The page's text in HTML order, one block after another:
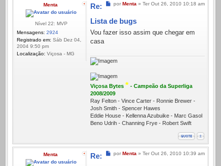
Menta
Nível 22: MVP
Mensagens: 2924
Registrado em: Sáb Dez 04,
2004 9:50 pm
Localização: Viçosa - MG
Mensagem
por Menta » Ter Out 26, 2010 10:18 am
Re:
Lista de bugs
Vou fazer isso assim que chegar em
casa
Viçosa Bytes * - Campeão da Superliga
2008/2009
Ray Felton - Vince Carter - Ronnie Brewer -
Josh Smith - Spencer Hawes
Eddie House - Kellenna Azubuike - Marc Gasol
Beno Udrih - Channing Frye - Robert Swift
Menta Mensagem
por Menta » Ter Out 26, 2010 10:39 am
Re: